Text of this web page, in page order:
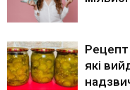
Рецепт
які